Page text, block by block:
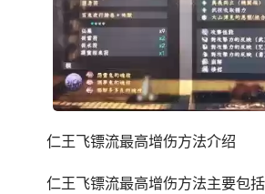
仁王飞镖流最高增伤方法介绍
仁王飞镖流最高增伤方法主要包